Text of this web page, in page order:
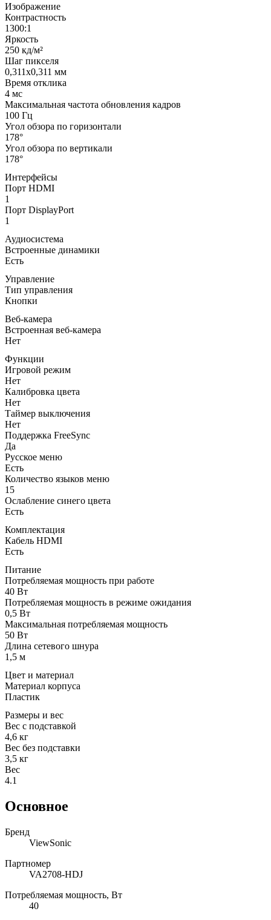
Изображение
Контрастность
1300:1
Яркость
250 кд/м²
Шаг пикселя
0,311x0,311 мм
Время отклика
4 мс
Максимальная частота обновления кадров
100 Гц
Угол обзора по горизонтали
178°
Угол обзора по вертикали
178°
Интерфейсы
Порт HDMI
1
Порт DisplayPort
1
Аудиосистема
Встроенные динамики
Есть
Управление
Тип управления
Кнопки
Веб-камера
Встроенная веб-камера
Нет
Функции
Игровой режим
Нет
Калибровка цвета
Нет
Таймер выключения
Нет
Поддержка FreeSync
Да
Русское меню
Есть
Количество языков меню
15
Ослабление синего цвета
Есть
Комплектация
Кабель HDMI
Есть
Питание
Потребляемая мощность при работе
40 Вт
Потребляемая мощность в режиме ожидания
0,5 Вт
Максимальная потребляемая мощность
50 Вт
Длина сетевого шнура
1,5 м
Цвет и материал
Материал корпуса
Пластик
Размеры и вес
Вес с подставкой
4,6 кг
Вес без подставки
3,5 кг
Вес
4.1
Основное
Бренд
ViewSonic
Партномер
VA2708-HDJ
Потребляемая мощность, Вт
40